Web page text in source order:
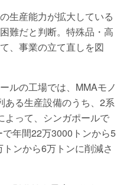
生産能力が拡大している
難だと判断。特殊品・高
、事業の立て直しを図
ルの工場では、MMAモノ
ある生産設備のうち、2系
よって、シンガポールで
年間22万3000トンから5
ンから6万トンに削減さ